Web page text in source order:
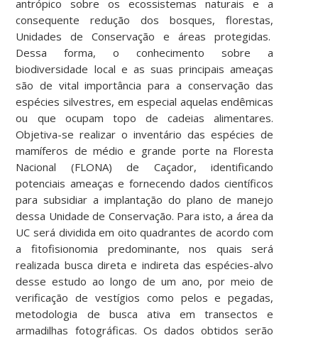
antrópico sobre os ecossistemas naturais e a
consequente redução dos bosques, florestas,
Unidades de Conservação e áreas protegidas.
Dessa forma, o conhecimento sobre a
biodiversidade local e as suas principais ameaças
são de vital importância para a conservação das
espécies silvestres, em especial aquelas endêmicas
ou que ocupam topo de cadeias alimentares.
Objetiva-se realizar o inventário das espécies de
mamíferos de médio e grande porte na Floresta
Nacional (FLONA) de Caçador, identificando
potenciais ameaças e fornecendo dados científicos
para subsidiar a implantação do plano de manejo
dessa Unidade de Conservação. Para isto, a área da
UC será dividida em oito quadrantes de acordo com
a fitofisionomia predominante, nos quais será
realizada busca direta e indireta das espécies-alvo
desse estudo ao longo de um ano, por meio de
verificação de vestígios como pelos e pegadas,
metodologia de busca ativa em transectos e
armadilhas fotográficas. Os dados obtidos serão